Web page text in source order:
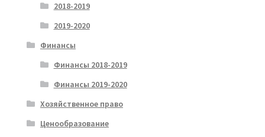
2018-2019
2019-2020
Финансы
Финансы 2018-2019
Финансы 2019-2020
Хозяйственное право
Ценообразование